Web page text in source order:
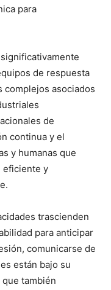
para
de respuesta
complejos asociados
de
continua y el
y humanas que
eficiente y
trascienden
para anticipar
comunicarse de
están bajo su
también